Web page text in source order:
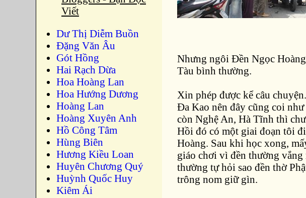
Viết
Dư Thị Diễm Buồn
Ðặng Văn Âu
Gót Hồng
Hai Rạch Dừa
Hoa Hoàng Lan
Hoa Hướng Dương
Hoàng Lan
Hoàng Xuyên Anh
Hồ Công Tâm
Hùng Biên
Hương Kiều Loan
Huyên Chương Quý
Huỳnh Quốc Huy
Kiêm Ái
Nhưng ngôi Đền Ngọc
Tàu bình thường.
Xin phép được kể câu
Đa Kao nên đây cũng coi
còn Nghệ An, Hà Tĩnh thì
Hồi đó có một giai đoạn tôi
Hoàng. Sau khi học xong,
giáo chơi vì đền thường
thường tự hỏi sao đền thờ
trông nom giữ gìn.